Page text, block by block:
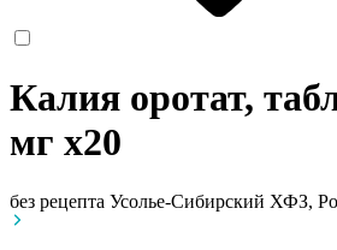
Калия оротат,
мг x20
без рецепта Усолье-Сибирский ХФЗ,